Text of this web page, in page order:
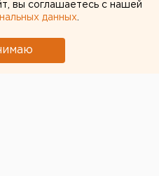
крае
вы соглашаетесь с нашей
данных